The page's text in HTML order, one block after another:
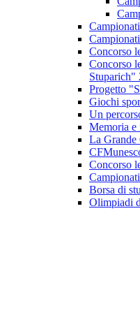
Concorso
Concorso
Stuparich"
Progetto
Giochi
Un
Memoria e
La Grande
Concorso
Borsa di
Olimpiadi